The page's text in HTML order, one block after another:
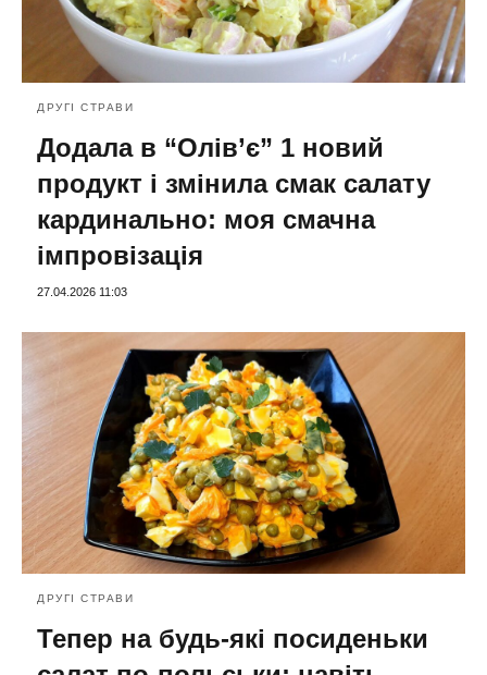
ДРУГІ СТРАВИ
Додала в “Олів’є” 1 новий
продукт і змінила смак салату
кардинально: моя смачна
імпровізація
27.04.2026 11:03
ДРУГІ СТРАВИ
Тепер на будь-які посиденьки